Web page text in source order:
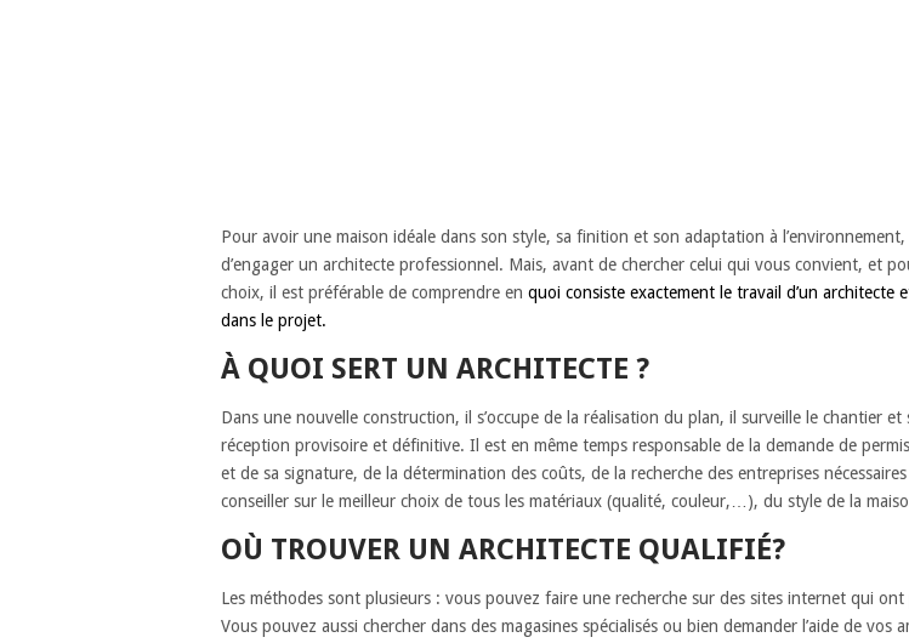
Pour avoir une maison idéale dans son style, sa finition et son adaptation à l’environnement,
d’engager un architecte professionnel. Mais, avant de chercher celui qui vous convient, et
choix, il est préférable de comprendre en quoi consiste exactement le travail d’un architecte
dans le projet.
À QUOI SERT UN ARCHITECTE ?
Dans une nouvelle construction, il s’occupe de la réalisation du plan, il surveille le chantier et
réception provisoire et définitive. Il est en même temps responsable de la demande de
et de sa signature, de la détermination des coûts, de la recherche des entreprises
conseiller sur le meilleur choix de tous les matériaux (qualité, couleur,…), du style de la
OÙ TROUVER UN ARCHITECTE QUALIFIÉ?
Les méthodes sont plusieurs : vous pouvez faire une recherche sur des sites internet qui
Vous pouvez aussi chercher dans des magasines spécialisés ou bien demander l’aide de